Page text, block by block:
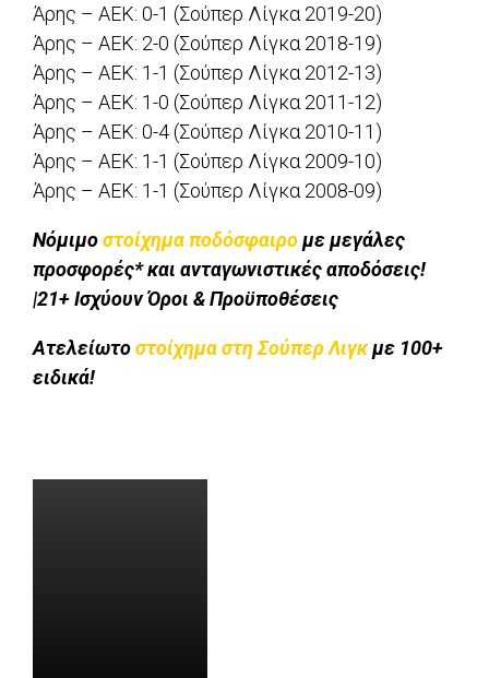
Άρης – ΑΕΚ: 0-1 (Σούπερ Λίγκα 2019-20)
Άρης – ΑΕΚ: 2-0 (Σούπερ Λίγκα 2018-19)
Άρης – ΑΕΚ: 1-1 (Σούπερ Λίγκα 2012-13)
Άρης – ΑΕΚ: 1-0 (Σούπερ Λίγκα 2011-12)
Άρης – ΑΕΚ: 0-4 (Σούπερ Λίγκα 2010-11)
Άρης – ΑΕΚ: 1-1 (Σούπερ Λίγκα 2009-10)
Άρης – ΑΕΚ: 1-1 (Σούπερ Λίγκα 2008-09)
Νόμιμοστοίχημα ποδόσφαιρομε μεγάλες
προσφορές* και ανταγωνιστικές αποδόσεις!
|21+ Ισχύουν Όροι & Προϋποθέσεις
Ατελείωτοστοίχημα στη Σούπερ Λιγκμε 100+
ειδικά!